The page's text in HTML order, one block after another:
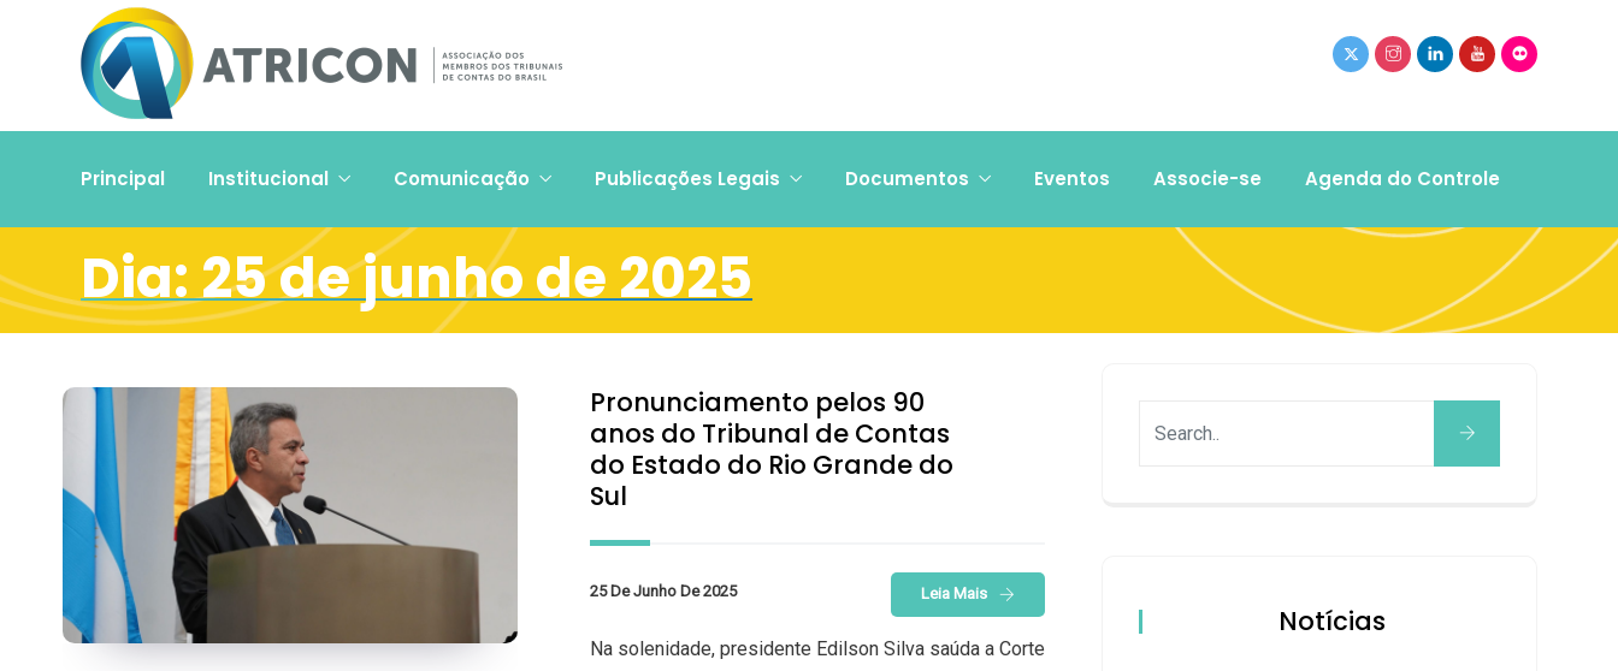
Principal Institucional Comunicação Publicações Legais Documentos Eventos Associe-se Agenda do Controle
Dia:25 de junho de 2025
Pronunciamento pelos 90
anos do Tribunal de Contas
do Estado do Rio Grande do
Sul
25 De Junho De 2025 Leia Mais
Na solenidade, presidente Edilson Silva saúda a Corte
Notícias